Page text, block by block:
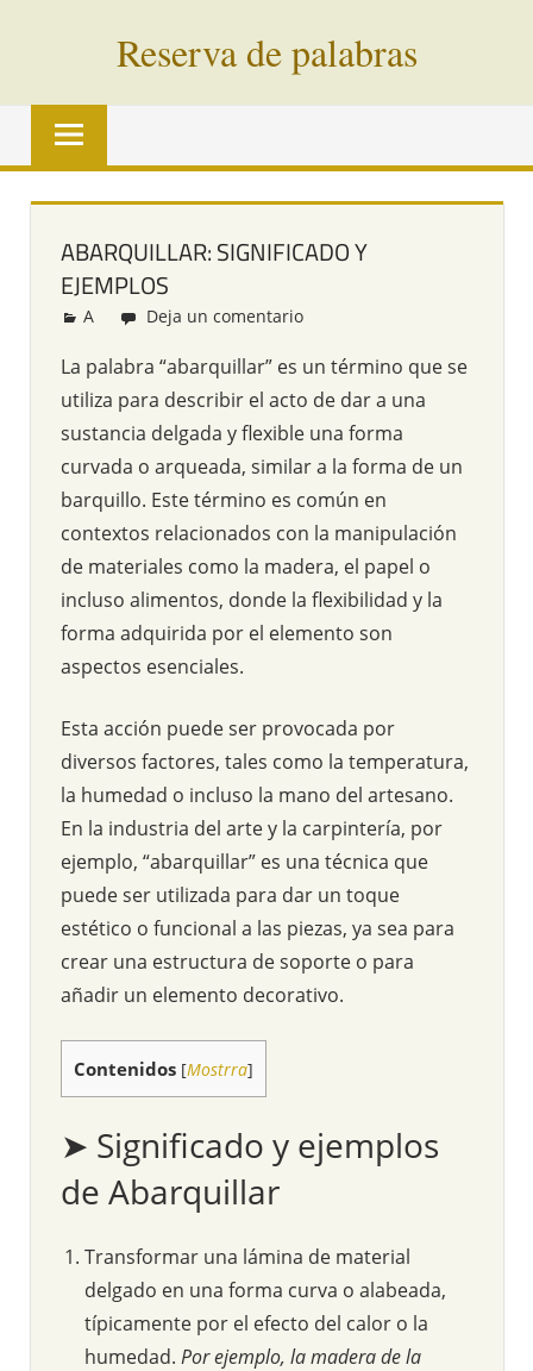
Reserva de palabras
Palabras
vías
todo
ABARQUILLAR: SIGNIFICADO Y
EJEMPLOS
Redacción
A Deja un comentario
La palabra “abarquillar” es un término que se
utiliza para describir el acto de dar a una
sustancia delgada y flexible una forma
curvada o arqueada, similar a la forma de un
barquillo. Este término es común en
contextos relacionados con la manipulación
de materiales como la madera, el papel o
incluso alimentos, donde la flexibilidad y la
forma adquirida por el elemento son
aspectos esenciales.
Esta acción puede ser provocada por
diversos factores, tales como la temperatura,
la humedad o incluso la mano del artesano.
En la industria del arte y la carpintería, por
ejemplo, “abarquillar” es una técnica que
puede ser utilizada para dar un toque
estético o funcional a las piezas, ya sea para
crear una estructura de soporte o para
añadir un elemento decorativo.
Contenidos [Mostrra]
➤ Significado y ejemplos
de Abarquillar
Transformar una lámina de material
delgado en una forma curva o alabeada,
típicamente por el efecto del calor o la
humedad. Por ejemplo, la madera de la